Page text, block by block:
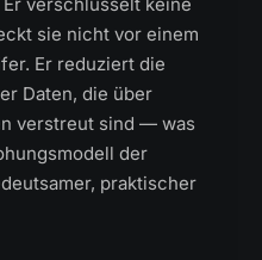
sie nicht vor einem
Er reduziert die
Daten, die über
verstreut sind — was
der
praktischer